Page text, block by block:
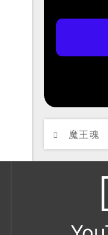
魔王魂